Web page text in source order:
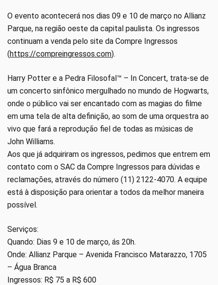
O evento acontecerá nos dias 09 e 10 de março no Allianz
Parque, na região oeste da capital paulista. Os ingressos
continuam a venda pelo site da Compre Ingressos
(https://compreingressos.com).
Harry Potter e a Pedra Filosofal™ – In Concert, trata-se de
um concerto sinfônico mergulhado no mundo de Hogwarts,
onde o público vai ser encantado com as magias do filme
em uma tela de alta definição, ao som de uma orquestra ao
vivo que fará a reprodução fiel de todas as músicas de
John Williams.
Aos que já adquiriram os ingressos, pedimos que entrem em
contato com o SAC da Compre Ingressos para dúvidas e
reclamações, através do número (11) 2122-4070. A equipe
está à disposição para orientar a todos da melhor maneira
possível.
Serviços:
Quando: Dias 9 e 10 de março, ás 20h.
Onde: Allianz Parque – Avenida Francisco Matarazzo, 1705
– Água Branca
Ingressos: R$ 75 a R$ 600